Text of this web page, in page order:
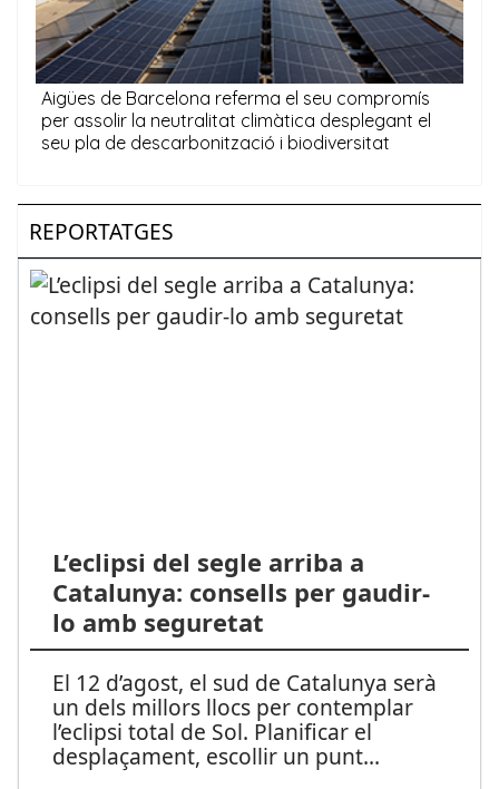
REPORTATGES
L’eclipsi del segle arriba a
Catalunya: consells per gaudir-
lo amb seguretat
El 12 d’agost, el sud de Catalunya serà
un dels millors llocs per contemplar
l’eclipsi total de Sol. Planificar el
desplaçament, escollir un punt...